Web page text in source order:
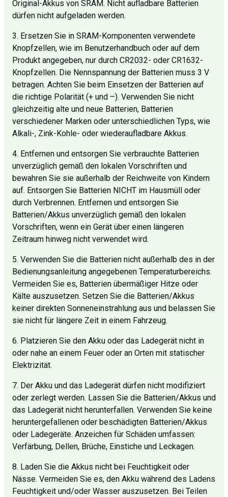
Original-Akkus von SRAM. Nicht aufladbare Batterien
dürfen nicht aufgeladen werden.
3. Ersetzen Sie in SRAM-Komponenten verwendete
Knopfzellen, wie im Benutzerhandbuch oder auf dem
Produkt angegeben, nur durch CR2032- oder CR1632-
Knopfzellen. Die Nennspannung der Batterien muss 3 V
betragen. Achten Sie beim Einsetzen der Batterien auf
die richtige Polarität (+ und –). Verwenden Sie nicht
gleichzeitig alte und neue Batterien, Batterien
verschiedener Marken oder unterschiedlichen Typs, wie
Alkali-, Zink-Kohle- oder wiederaufladbare Akkus.
4. Entfernen und entsorgen Sie verbrauchte Batterien
unverzüglich gemäß den lokalen Vorschriften und
bewahren Sie sie außerhalb der Reichweite von Kindern
auf. Entsorgen Sie Batterien NICHT im Hausmüll oder
durch Verbrennen. Entfernen und entsorgen Sie
Batterien/Akkus unverzüglich gemäß den lokalen
Vorschriften, wenn ein Gerät über einen längeren
Zeitraum hinweg nicht verwendet wird.
5. Verwenden Sie die Batterien nicht außerhalb des in der
Bedienungsanleitung angegebenen Temperaturbereichs.
Vermeiden Sie es, Batterien übermäßiger Hitze oder
Kälte auszusetzen. Setzen Sie die Batterien/Akkus
keiner direkten Sonneneinstrahlung aus und belassen Sie
sie nicht für längere Zeit in einem Fahrzeug.
6. Platzieren Sie den Akku oder das Ladegerät nicht in
oder nahe an einem Feuer oder an Orten mit statischer
Elektrizität.
7. Der Akku und das Ladegerät dürfen nicht modifiziert
oder zerlegt werden. Lassen Sie die Batterien/Akkus und
das Ladegerät nicht herunterfallen. Verwenden Sie keine
heruntergefallenen oder beschädigten Batterien/Akkus
oder Ladegeräte. Anzeichen für Schäden umfassen:
Verfärbung, Dellen, Brüche, Einstiche und Leckagen.
8. Laden Sie die Akkus nicht bei Feuchtigkeit oder
Nässe. Vermeiden Sie es, den Akku während des Ladens
Feuchtigkeit und/oder Wasser auszusetzen. Bei Teilen